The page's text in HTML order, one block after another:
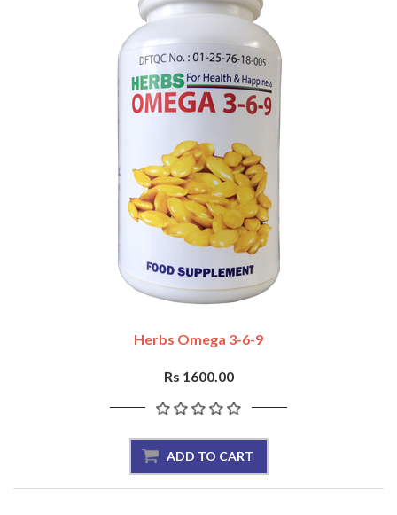
Herbs Omega 3-6-9
Rs 1600.00